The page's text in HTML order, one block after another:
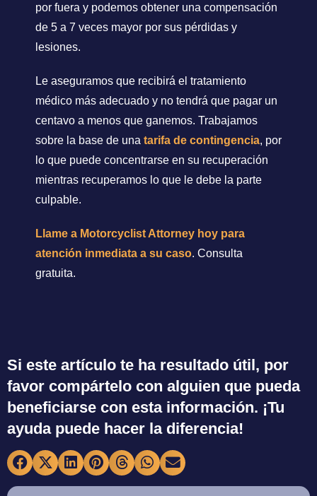
por fuera y podemos obtener una compensación
de 5 a 7 veces mayor por sus pérdidas y
lesiones.
Le aseguramos que recibirá el tratamiento
médico más adecuado y no tendrá que pagar un
centavo a menos que ganemos. Trabajamos
sobre la base de una tarifa de contingencia, por
lo que puede concentrarse en su recuperación
mientras recuperamos lo que le debe la parte
culpable.
Llame a Motorcyclist Attorney hoy para
atención inmediata a su caso. Consulta
gratuita.
Si este artículo te ha resultado útil, por
favor compártelo con alguien que pueda
beneficiarse con esta información. ¡Tu
ayuda puede hacer la diferencia!